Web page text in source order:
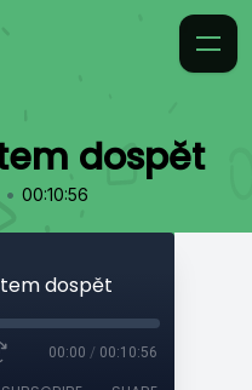
dospět
• 00:10:56
dospět
00:00 / 00:10:56